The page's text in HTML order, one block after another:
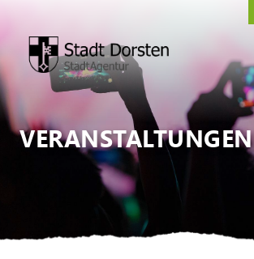
VERANSTALTUNGEN